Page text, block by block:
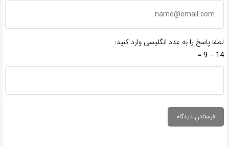
لطفا پاسخ را به عدد انگلیسی وارد کنید:
14 − 9 =